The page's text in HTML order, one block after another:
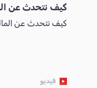
كيف نتحدث عن
كيف نتحدث عن
فيديو